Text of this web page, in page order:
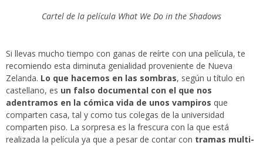
Cartel de la película What We Do in the Shadows
Si llevas mucho tiempo con ganas de reírte con una película, te
recomiendo esta diminuta genialidad proveniente de Nueva
Zelanda. Lo que hacemos en las sombras, según u título en
castellano, es un falso documental con el que nos
adentramos en la cómica vida de unos vampiros que
comparten casa, tal y como tus colegas de la universidad
comparten piso. La sorpresa es la frescura con la que está
realizada la película ya que a pesar de contar con tramas multi-